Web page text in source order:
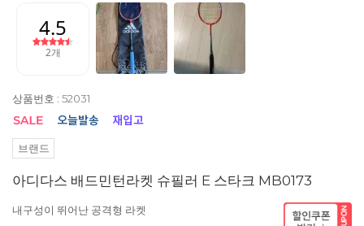
상품번호 : 52031
브랜드
아디다스 배드민턴라켓 슈필러 E 스타크 MB0173
내구성이 뛰어난 공격형 라켓